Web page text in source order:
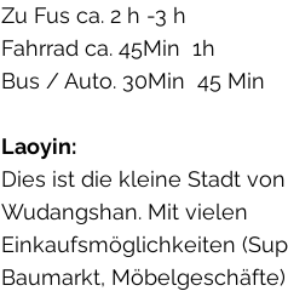
Zu Fus ca. 2 h -3 h
Fahrrad ca. 45Min  1h
Bus / Auto. 30Min  45 Min
Laoyin:
Dies ist die kleine Stadt von
Wudangshan. Mit vielen
Einkaufsmöglichkeiten
Baumarkt, Möbelgeschäfte)